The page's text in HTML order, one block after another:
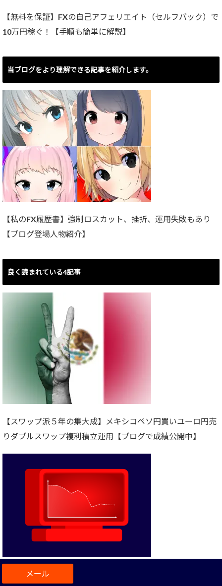
【無料を保証】FXの自己アフェリエイト（セルフバック）で
10万円稼ぐ！【手順も簡単に解説】
当ブログをより理解できる記事を紹介します。
【私のFX履歴書】強制ロスカット、挫折、運用失敗もあり
【ブログ登場人物紹介】
良く読まれている4記事
【スワップ派５年の集大成】メキシコペソ円買いユーロ円売
りダブルスワップ複利積立運用【ブログで成績公開中】
【スワップ運用の必勝法】フラッシュクラッシュ投資入門で